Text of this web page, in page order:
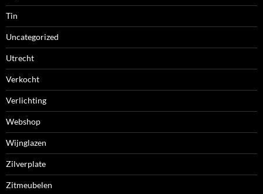
Tin
Uncategorized
Utrecht
Verkocht
Verlichting
Webshop
Wijnglazen
Zilverplate
Zitmeubelen